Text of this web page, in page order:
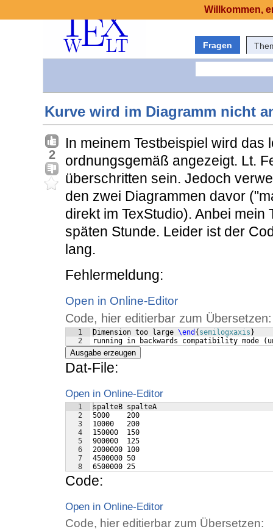
Fragen
Kurve wird im Diagramm nicht
2
In meinem Testbeispiel wird das
ordnungsgemäß angezeigt. Lt.
überschritten sein. Jedoch
den zwei Diagrammen davor
direkt im TexStudio). Anbei
späten Stunde. Leider ist der
lang.
Fehlermeldung:
Open in Online-Editor
Code, hier editierbar zum Übersetzen:
1
2
Dimension too large \end { semilogxaxis }
running in backwards compatibility mode
(
Ausgabe erzeugen
Dat-File:
Open in Online-Editor
1
2
3
4
5
6
7
8
spalteB spalteA
5000    200
10000   200
150000  150
900000  125
2000000 100
4500000 50
6500000 25
Code:
Open in Online-Editor
Code, hier editierbar zum Übersetzen:
Willkommen,